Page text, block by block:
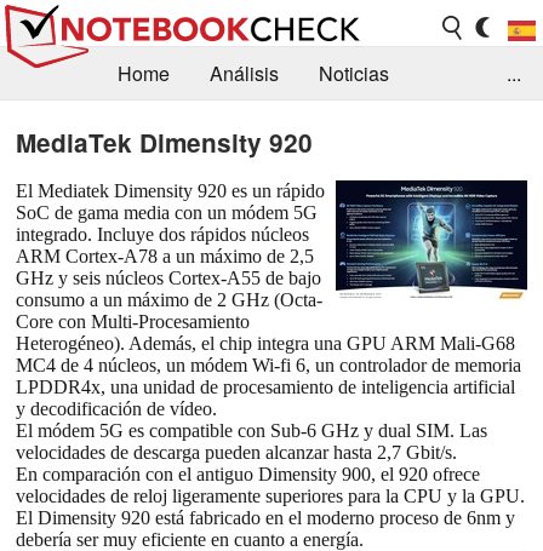
Home Análisis
Noticias
Orientación para la Compra
Busca
Contacto
...
MediaTek Dimensity 920
El Mediatek Dimensity 920 es un rápido
SoC de gama media con un módem 5G
integrado. Incluye dos rápidos núcleos
ARM Cortex-A78 a un máximo de 2,5
GHz y seis núcleos Cortex-A55 de bajo
consumo a un máximo de 2 GHz (Octa-
Core con Multi-Procesamiento
Heterogéneo). Además, el chip integra una GPU ARM Mali-G68
MC4 de 4 núcleos, un módem Wi-fi 6, un controlador de memoria
LPDDR4x, una unidad de procesamiento de inteligencia artificial
y decodificación de vídeo.
El módem 5G es compatible con Sub-6 GHz y dual SIM. Las
velocidades de descarga pueden alcanzar hasta 2,7 Gbit/s.
En comparación con el antiguo Dimensity 900, el 920 ofrece
velocidades de reloj ligeramente superiores para la CPU y la GPU.
El Dimensity 920 está fabricado en el moderno proceso de 6nm y
debería ser muy eficiente en cuanto a energía.